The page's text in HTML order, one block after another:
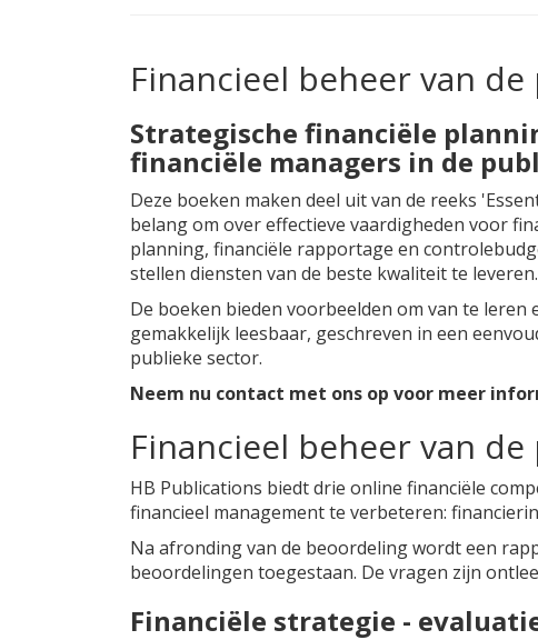
Financieel beheer van
Strategische financiële
financiële managers in de
Deze boeken maken deel uit van de reeks
belang om over effectieve vaardigheden voor
planning, financiële rapportage en
stellen diensten van de beste kwaliteit te leveren.
De boeken bieden voorbeelden om van te
gemakkelijk leesbaar, geschreven in een
publieke sector.
Neem nu contact met ons op voor meer
Financieel beheer van
HB Publications biedt drie online financiële
financieel management te verbeteren:
Na afronding van de beoordeling wordt een
beoordelingen toegestaan. De vragen zijn
Financiële strategie -